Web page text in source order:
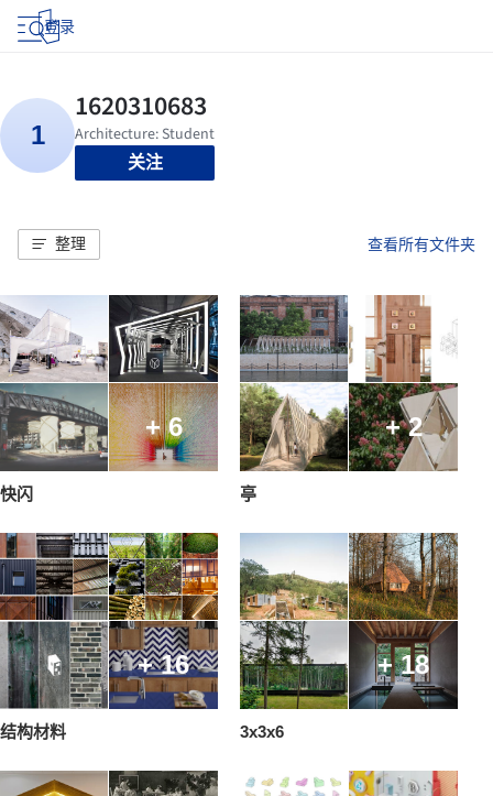
登录
关注
整理 查看所有文件夹
+ 6
快闪
+ 2
亭
+ 16
结构材料
+ 18
3x3x6